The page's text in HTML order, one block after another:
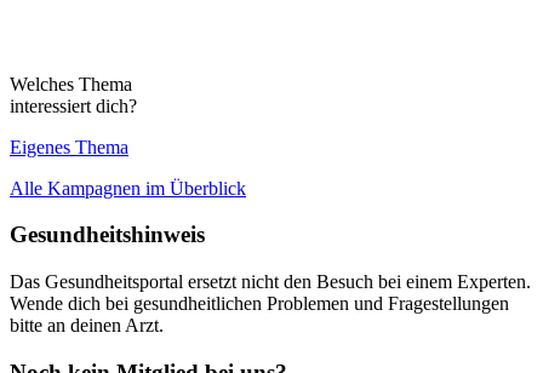
Welches Thema
interessiert dich?
Eigenes Thema
Alle Kampagnen im Überblick
Gesundheitshinweis
Das Gesundheitsportal ersetzt nicht den Besuch bei einem Experten.
Wende dich bei gesundheitlichen Problemen und Fragestellungen
bitte an deinen Arzt.